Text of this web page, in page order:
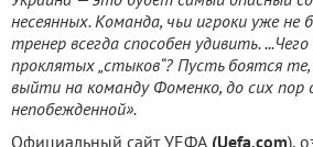
несеянных. Команда, чьи игроки уже не
тренер всегда способен удивить.
проклятых „стыков“? Пусть боятся
выйти на команду Фоменко, до сих
непобежденной».
Официальный сайт УЕФА (Uefa.com),